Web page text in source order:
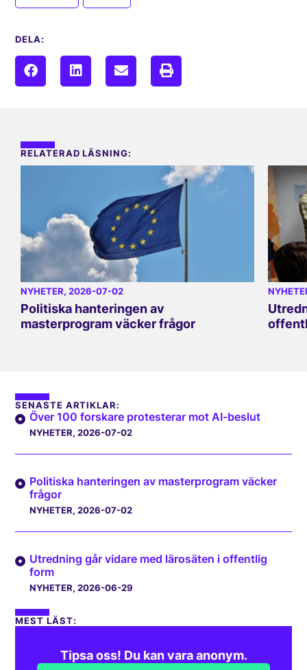
DELA:
RELATERAD LÄSNING:
NYHETER, 2026-07-02
Politiska hanteringen av
masterprogram väcker frågor
SENASTE ARTIKLAR:
Över 100 forskare protesterar mot AI-beslut
NYHETER, 2026-07-02
Politiska hanteringen av masterprogram väcker
frågor
NYHETER, 2026-07-02
Utredning går vidare med lärosäten i offentlig
form
NYHETER, 2026-06-29
MEST LÄST:
Tipsa oss! Du kan vara anonym.